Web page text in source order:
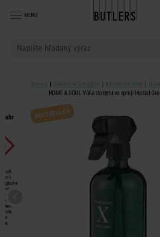
MENU
Domov Dekorácie a doplnky Interiérové vône
HOME & SOUL Vôňa do bytu vo spreji Herbal
BESTSELLER